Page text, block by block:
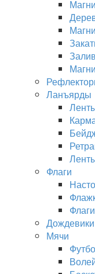
Ланъярды
Флаги
Дождевики
Мячи